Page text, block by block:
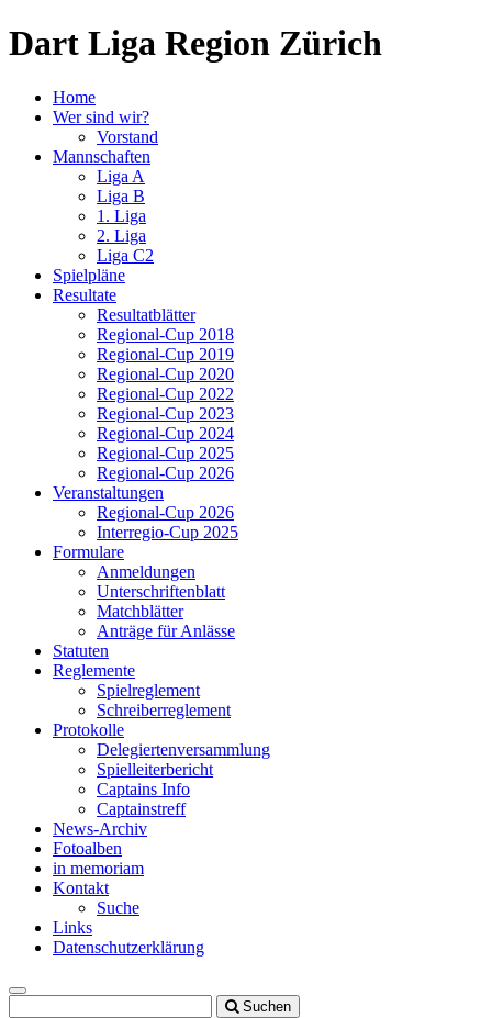
Dart Liga Region Zürich
Home
Wer sind wir?
Vorstand
Mannschaften
Liga A
Liga B
1. Liga
2. Liga
Liga C2
Spielpläne
Resultate
Resultatblätter
Regional-Cup 2018
Regional-Cup 2019
Regional-Cup 2020
Regional-Cup 2022
Regional-Cup 2023
Regional-Cup 2024
Regional-Cup 2025
Regional-Cup 2026
Veranstaltungen
Regional-Cup 2026
Interregio-Cup 2025
Formulare
Anmeldungen
Unterschriftenblatt
Matchblätter
Anträge für Anlässe
Statuten
Reglemente
Spielreglement
Schreiberreglement
Protokolle
Delegiertenversammlung
Spielleiterbericht
Captains Info
Captainstreff
News-Archiv
Fotoalben
in memoriam
Kontakt
Suche
Links
Datenschutzerklärung
Toggle
navigation
Suchen